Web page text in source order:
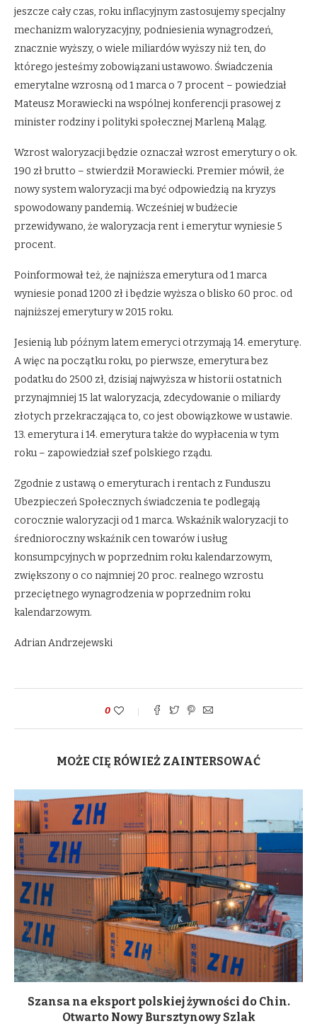
jeszcze cały czas, roku inflacyjnym zastosujemy specjalny
mechanizm waloryzacyjny, podniesienia wynagrodzeń,
znacznie wyższy, o wiele miliardów wyższy niż ten, do
którego jesteśmy zobowiązani ustawowo. Świadczenia
emerytalne wzrosną od 1 marca o 7 procent – powiedział
Mateusz Morawiecki na wspólnej konferencji prasowej z
minister rodziny i polityki społecznej Marleną Maląg.
Wzrost waloryzacji będzie oznaczał wzrost emerytury o ok.
190 zł brutto – stwierdził Morawiecki. Premier mówił, że
nowy system waloryzacji ma być odpowiedzią na kryzys
spowodowany pandemią. Wcześniej w budżecie
przewidywano, że waloryzacja rent i emerytur wyniesie 5
procent.
Poinformował też, że najniższa emerytura od 1 marca
wyniesie ponad 1200 zł i będzie wyższa o blisko 60 proc. od
najniższej emerytury w 2015 roku.
Jesienią lub późnym latem emeryci otrzymają 14. emeryturę.
A więc na początku roku, po pierwsze, emerytura bez
podatku do 2500 zł, dzisiaj najwyższa w historii ostatnich
przynajmniej 15 lat waloryzacja, zdecydowanie o miliardy
złotych przekraczająca to, co jest obowiązkowe w ustawie.
13. emerytura i 14. emerytura także do wypłacenia w tym
roku – zapowiedział szef polskiego rządu.
Zgodnie z ustawą o emeryturach i rentach z Funduszu
Ubezpieczeń Społecznych świadczenia te podlegają
corocznie waloryzacji od 1 marca. Wskaźnik waloryzacji to
średnioroczny wskaźnik cen towarów i usług
konsumpcyjnych w poprzednim roku kalendarzowym,
zwiększony o co najmniej 20 proc. realnego wzrostu
przeciętnego wynagrodzenia w poprzednim roku
kalendarzowym.
Adrian Andrzejewski
0
MOŻE CIĘ RÓWIEŻ ZAINTERSOWAĆ
Szansa na eksport polskiej żywności do Chin.
Otwarto Nowy Bursztynowy Szlak